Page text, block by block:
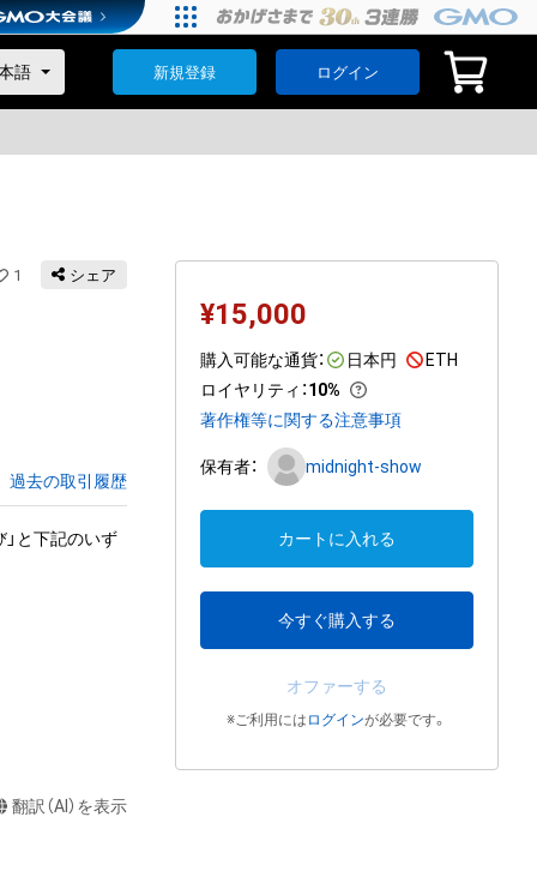
新規登録 ログイン
1 シェア
過去の取引履歴
と下記のいず
翻訳（AI）を表示
¥15,000
購入可能な通貨： 日本円
ETH
ロイヤリティ ：10%
著作権等に関する注意事項
保有者： midnight-show
カートに入れる
今すぐ購入する
オファーする
※ご利用には ログインが必要です。